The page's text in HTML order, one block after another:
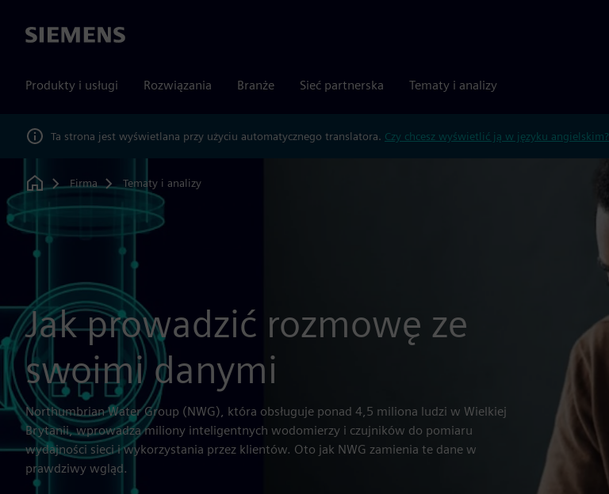
Siemens
Produkty i usługi Rozwiązania Branże Sieć partnerska Tematy i analizy
Ta strona jest wyświetlana przy użyciu automatycznego translatora. Czy chcesz wyświetlić ją w języku angielskim?
Home
Firma Tematy i analizy
Jak prowadzić rozmowę ze
swoimi danymi
Northumbrian Water Group (NWG), która obsługuje ponad 4,5 miliona ludzi w Wielkiej
Brytanii, wprowadza miliony inteligentnych wodomierzy i czujników do pomiaru
wydajności sieci i wykorzystania przez klientów. Oto jak NWG zamienia te dane w
prawdziwy wgląd.